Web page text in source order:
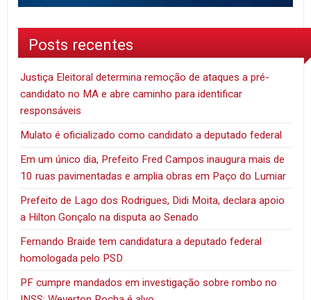
Posts recentes
Justiça Eleitoral determina remoção de ataques a pré-
candidato no MA e abre caminho para identificar
responsáveis
Mulato é oficializado como candidato a deputado federal
Em um único dia, Prefeito Fred Campos inaugura mais de
10 ruas pavimentadas e amplia obras em Paço do Lumiar
Prefeito de Lago dos Rodrigues, Didi Moita, declara apoio
a Hilton Gonçalo na disputa ao Senado
Fernando Braide tem candidatura a deputado federal
homologada pelo PSD
PF cumpre mandados em investigação sobre rombo no